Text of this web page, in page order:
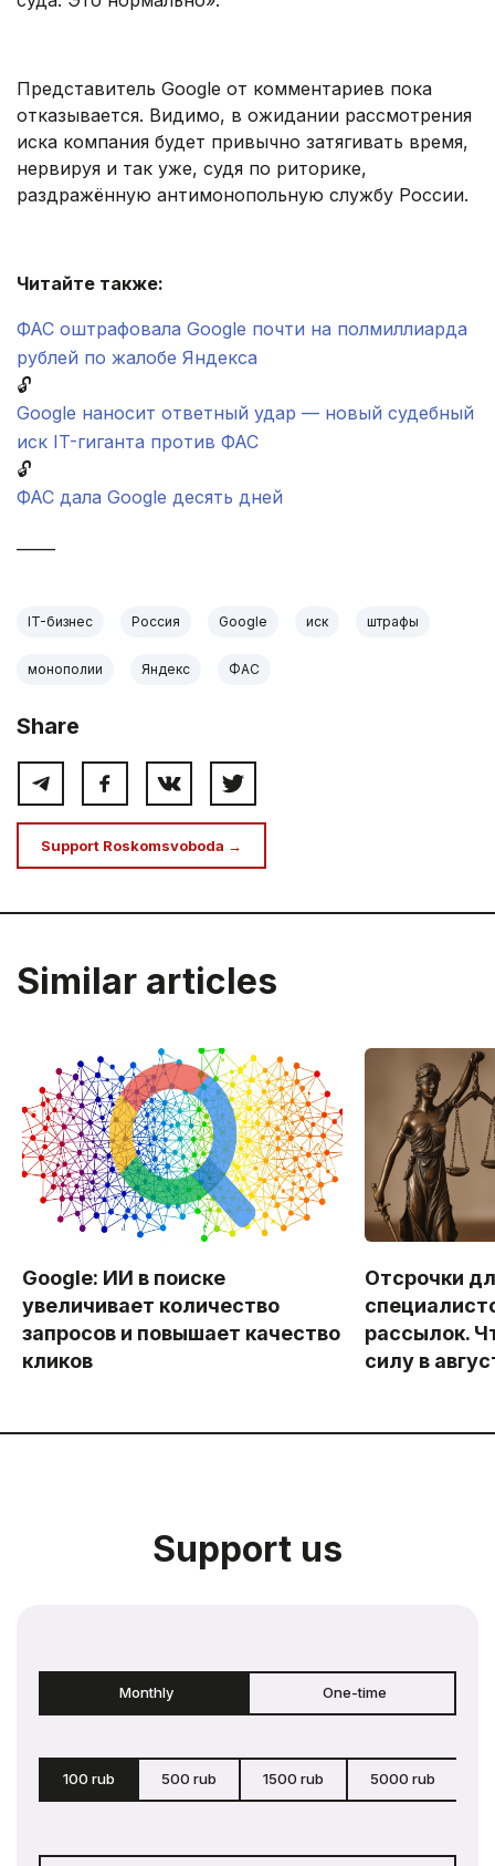
Представитель Google от комментариев пока
отказывается. Видимо, в ожидании рассмотрения
иска компания будет привычно затягивать время,
нервируя и так уже, судя по риторике,
раздражённую антимонопольную службу России.
Читайте также:
ФАС оштрафовала Google почти на полмиллиарда
рублей по жалобе Яндекса
🔓
Google наносит ответный удар — новый судебный
иск IT-гиганта против ФАС
🔓
ФАС дала Google десять дней
IT-бизнес Россия Google иск штрафы
монополии Яндекс ФАС
Share
Support Roskomsvoboda →
Similar articles
Google: ИИ в поиске
увеличивает количество
запросов и повышает качество
кликов
Отсрочки
рассылок.
силу в
Support us
Monthly One-time
100 rub 500 rub 1500 rub 5000 rub